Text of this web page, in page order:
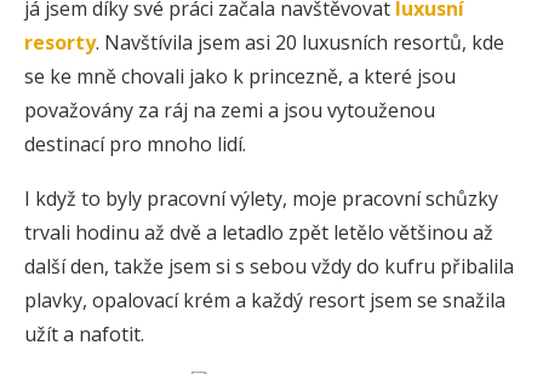
já jsem díky své práci začala navštěvovat luxusní
resorty. Navštívila jsem asi 20 luxusních resortů, kde
se ke mně chovali jako k princezně, a které jsou
považovány za ráj na zemi a jsou vytouženou
destinací pro mnoho lidí.
I když to byly pracovní výlety, moje pracovní schůzky
trvali hodinu až dvě a letadlo zpět letělo většinou až
další den, takže jsem si s sebou vždy do kufru přibalila
plavky, opalovací krém a každý resort jsem se snažila
užít a nafotit.